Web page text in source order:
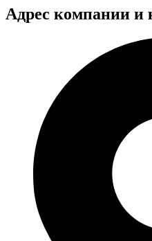
Адрес компании и